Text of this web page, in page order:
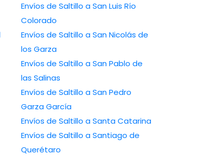
Envíos de Saltillo a San Luis Río
Colorado
Envíos de Saltillo a San Nicolás de
los Garza
Envíos de Saltillo a San Pablo de
las Salinas
Envíos de Saltillo a San Pedro
Garza García
Envíos de Saltillo a Santa Catarina
Envíos de Saltillo a Santiago de
Querétaro